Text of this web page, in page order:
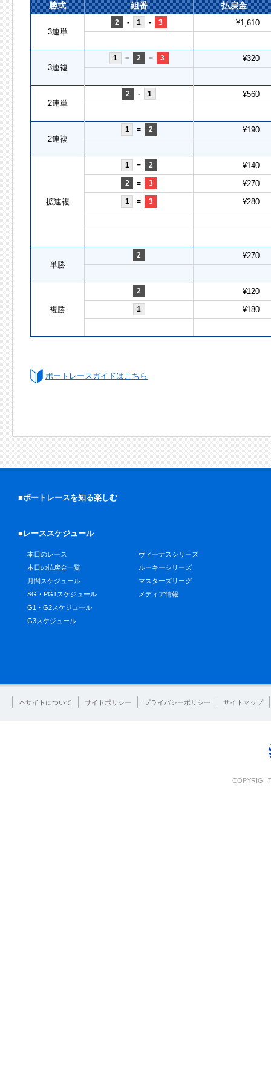
勝式 組番 払戻金
3連単
2 - 1 - 3 ¥1,610
3連複
1 = 2 = 3 ¥320
2連単
2 - 1 ¥560
2連複
1 = 2 ¥190
拡連複
1 = 2 ¥140
2 = 3 ¥270
1 = 3 ¥280
単勝
2 ¥270
複勝
2 ¥120
1 ¥180
ボートレースガイドはこちら
■ボートレースを知る楽しむ
■レーススケジュール
本日のレース
本日の払戻金一覧
月間スケジュール
SG・PG1スケジュール
G1・G2スケジュール
G3スケジュール
ヴィーナスシリーズ
ルーキーシリーズ
マスターズリーグ
メディア情報
本サイトについて サイトポリシー プライバシーポリシー サイトマップ